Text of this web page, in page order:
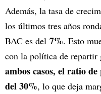
Además, la tasa de
los últimos tres años
BAC es del 7%. Esto
con la política de repartir
ambos casos, el ratio
del 30%, lo que deja